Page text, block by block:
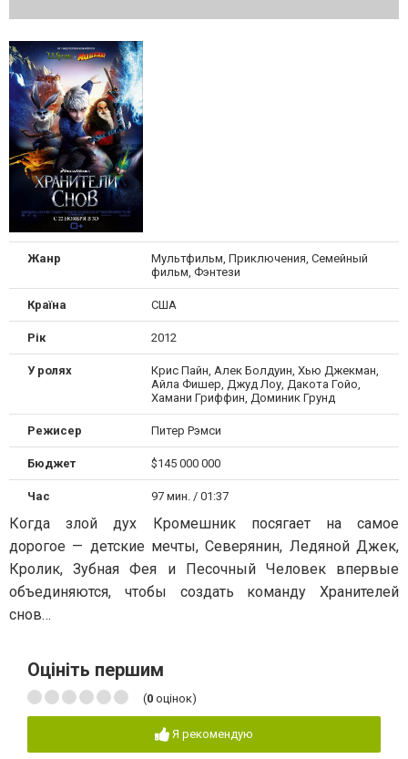
Жанр
Мультфильм, Приключения, Семейный
фильм, Фэнтези
Країна США
Рік 2012
У ролях
Крис Пайн, Алек Болдуин, Хью Джекман,
Айла Фишер, Джуд Лоу, Дакота Гойо,
Хамани Гриффин, Доминик Грунд
Режисер Питер Рэмси
Бюджет $145 000 000
Час 97 мин. / 01:37
Когда злой дух Кромешник посягает на самое
дорогое — детские мечты, Северянин, Ледяной Джек,
Кролик, Зубная Фея и Песочный Человек впервые
объединяются, чтобы создать команду Хранителей
снов…
Оцініть першим
(0 оцінок)
Я рекомендую